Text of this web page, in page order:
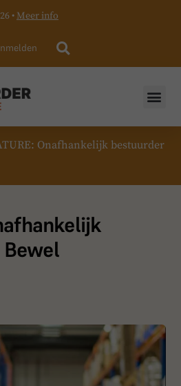
• Meer info
Onafhankelijk bestuurder